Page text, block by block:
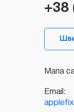
+38
Мапа
Email: